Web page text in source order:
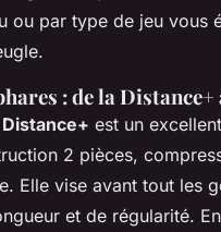
ou par type de jeu vous
: de la Distance+
Distance+ est un
2 pièces,
Elle vise avant tout les
et de régularité.